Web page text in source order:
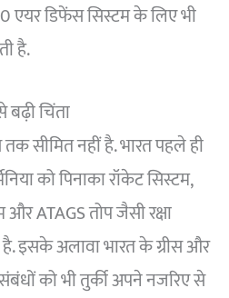
एयर डिफेंस सिस्टम के लिए भी
है.
बढ़ी चिंता
तक सीमित नहीं है. भारत पहले ही
को पिनाका रॉकेट सिस्टम,
ATAGS तोप जैसी रक्षा
है. इसके अलावा भारत के ग्रीस और
को भी तुर्की अपने नजरिए से